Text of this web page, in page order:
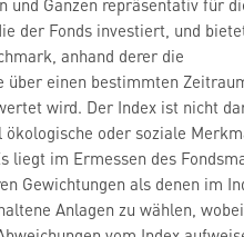
der Fonds investiert, und
anhand derer die
über einen bestimmten
wird. Der Index ist nicht
ökologische oder soziale
liegt im Ermessen des
Gewichtungen als denen im
Anlagen zu wählen,